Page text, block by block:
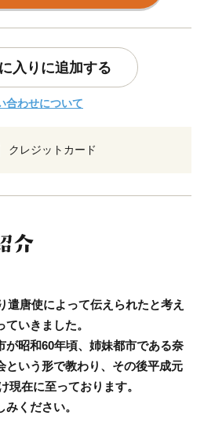
入りに追加する
合わせについて
クレジットカード
遣唐使によって伝えられたと考え
いきました。
が昭和60年頃、姉妹都市である奈
という形で教わり、その後平成元
現在に至っております。
ください。